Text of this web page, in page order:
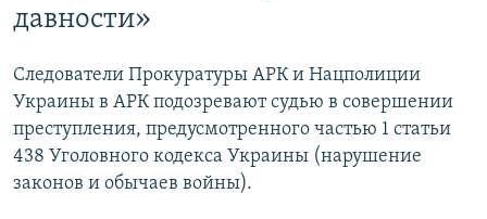
давности»
Следователи Прокуратуры АРК и Нацполиции
Украины в АРК подозревают судью в совершении
преступления, предусмотренного частью 1 статьи
438 Уголовного кодекса Украины (нарушение
законов и обычаев войны).